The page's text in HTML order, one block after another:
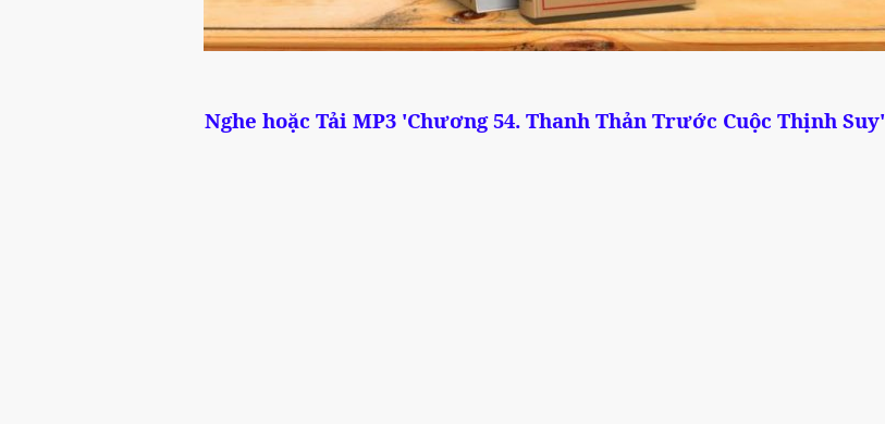
Nghe hoặc Tải MP3 'Chương 54. Thanh Thản Trước Cuộc Thịnh Suy'